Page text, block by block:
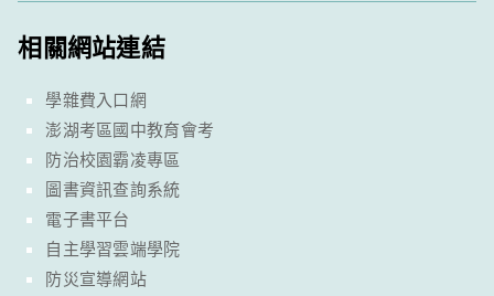
相關網站連結
學雜費入口網
澎湖考區國中教育會考
防治校園霸凌專區
圖書資訊查詢系統
電子書平台
自主學習雲端學院
防災宣導網站